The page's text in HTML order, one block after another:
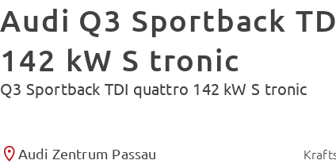
Audi Q3 Sportback
142 kW S tronic
Q3 Sportback TDI quattro 142 kW S tronic
Audi Zentrum Passau